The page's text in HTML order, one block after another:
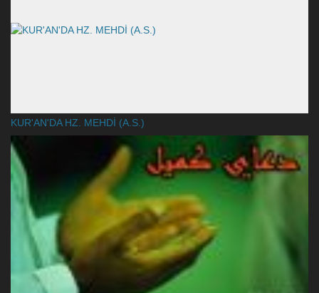
KUR'AN'DA HZ. MEHDİ (A.S.)